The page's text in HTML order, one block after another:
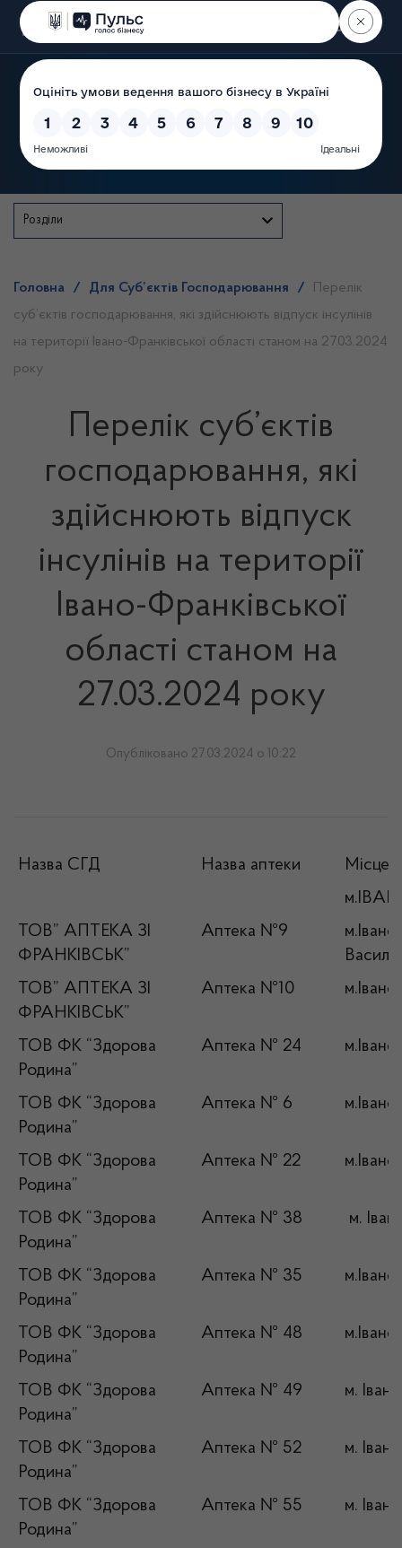
Пошук
Розділи
Головна / Для Суб’єктів Господарювання /
Перелік
суб’єктів господарювання, які здійснюють відпуск інсулінів
на території Івано-Франківської області станом на 27.03.2024
року
Перелік суб’єктів
господарювання, які
здійснюють відпуск
інсулінів на території
Івано-Франківської
області станом на
27.03.2024 року
Опубліковано 27.03.2024 о 10:22
Назва СГД Назва аптеки
Місце
ТОВ” АПТЕКА ЗІ
ФРАНКІВСЬК”
Аптека №9
ТОВ” АПТЕКА ЗІ
ФРАНКІВСЬК”
Аптека №10
ТОВ ФК “Здорова
Родина”
Аптека № 24
ТОВ ФК “Здорова
Родина”
Аптека № 6
ТОВ ФК “Здорова
Родина”
Аптека № 22
ТОВ ФК “Здорова
Родина”
Аптека № 38 м.
ТОВ ФК “Здорова
Родина”
Аптека № 35
ТОВ ФК “Здорова
Родина”
Аптека № 48
ТОВ ФК “Здорова
Родина”
Аптека № 49 м.
ТОВ ФК “Здорова
Родина”
Аптека № 52 м.
ТОВ ФК “Здорова
Родина”
Аптека № 55 м.